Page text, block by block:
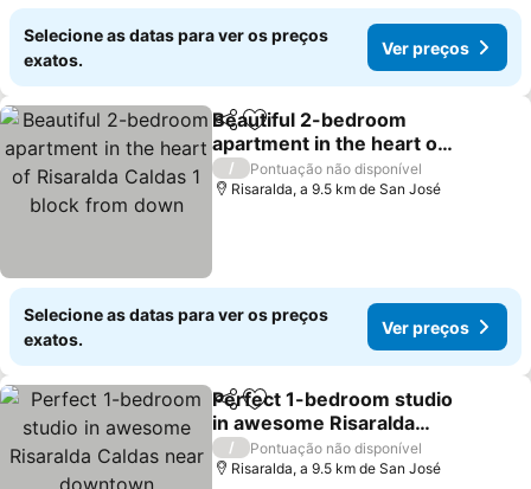
Selecione as datas para ver os preços
exatos.
Ver preços
PartilharAdicionar aos favoritos
Beautiful 2-bedroom
apartment in the heart of
Risaralda Caldas 1 block
from down
Ver preços
/
Pontuação não disponível
Risaralda, a 9.5 km de San José
Selecione as datas para ver os preços
exatos.
Ver preços
PartilharAdicionar aos favoritos
Perfect 1-bedroom studio
in awesome Risaralda
Caldas near downtown
Ver preços
/
Pontuação não disponível
Risaralda, a 9.5 km de San José